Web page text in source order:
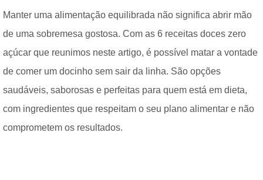
Manter uma alimentação equilibrada não significa abrir mão
de uma sobremesa gostosa. Com as 6 receitas doces zero
açúcar que reunimos neste artigo, é possível matar a vontade
de comer um docinho sem sair da linha. São opções
saudáveis, saborosas e perfeitas para quem está em dieta,
com ingredientes que respeitam o seu plano alimentar e não
comprometem os resultados.